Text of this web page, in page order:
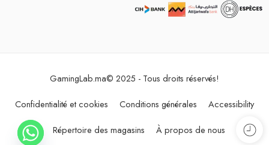
GamingLab.ma© 2025 - Tous droits réservés!
Confidentialité et cookies Conditions générales Accessibility
Répertoire des magasins À propos de nous